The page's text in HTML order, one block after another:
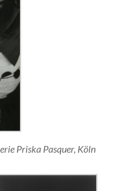
Priska Pasquer, Köln